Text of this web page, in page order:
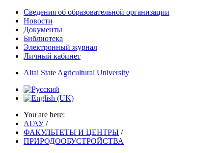
Сведения об образовательной организации
Новости
Документы
Библиотека
Электронный журнал
Личный кабинет
Altai State Agricultural University
You are here:
АГАУ /
ФАКУЛЬТЕТЫ И ЦЕНТРЫ /
ПРИРОДООБУСТРОЙСТВА